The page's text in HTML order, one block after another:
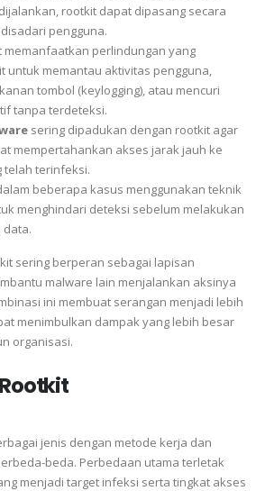
rootkit dapat dipasang secara
pengguna.
memanfaatkan perlindungan yang
untuk memantau aktivitas pengguna,
tombol (keylogging), atau mencuri
tanpa terdeteksi.
sering dipadukan dengan rootkit agar
mempertahankan akses jarak jauh ke
telah terinfeksi.
beberapa kasus menggunakan teknik
menghindari deteksi sebelum melakukan
data.
sering berperan sebagai lapisan
malware lain menjalankan aksinya
ini membuat serangan menjadi lebih
menimbulkan dampak yang lebih besar
organisasi.
jenis dengan metode kerja dan
beda. Perbedaan utama terletak
menjadi target infeksi serta tingkat akses